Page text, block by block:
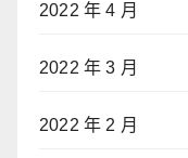
2022 年 4 月
2022 年 3 月
2022 年 2 月